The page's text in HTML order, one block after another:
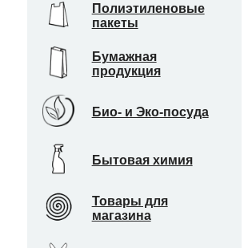
Полиэтиленовые
пакеты
Бумажная
продукция
Био- и Эко-посуда
Бытовая химия
Товары для
магазина